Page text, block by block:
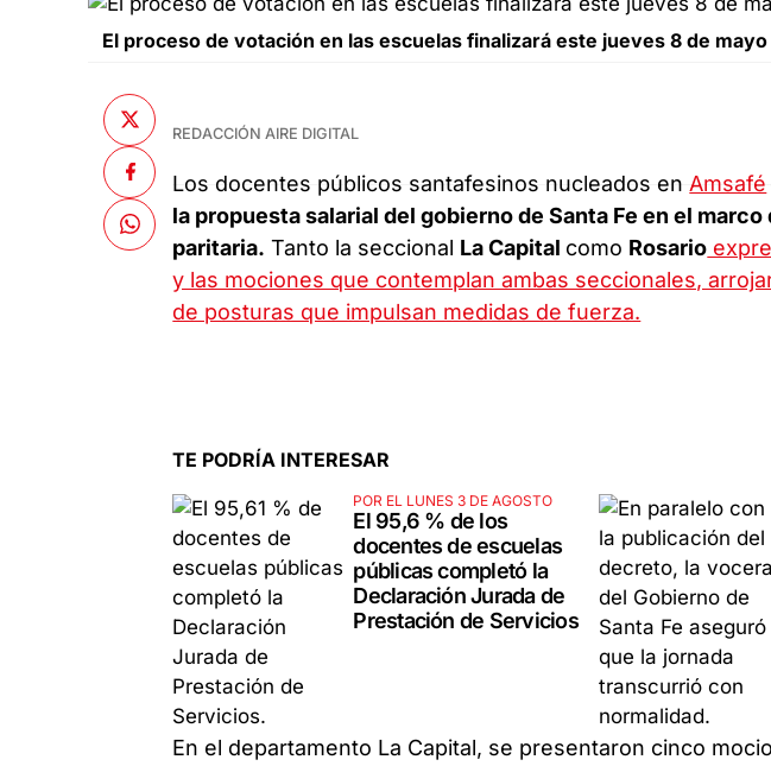
El proceso de votación en las escuelas finalizará este jueves 8 de
REDACCIÓN AIRE DIGITAL
Los docentes públicos santafesinos nucleados enAmsafé
la propuesta salarial del gobierno de Santa Fe en el
paritaria. Tanto la seccional La Capital como Rosario
y las mociones que contemplan ambas seccionales,
de posturas que impulsan medidas de fuerza.
TE PODRÍA INTERESAR
POR EL LUNES 3 DE AGOSTO
El 95,6 % de los
docentes de escuelas
públicas completó la
Declaración Jurada de
Prestación de Servicios
En el departamento La Capital, se presentaron cinco